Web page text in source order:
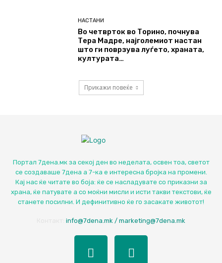
НАСТАНИ
Во четврток во Торино, почнува
Тера Мадре, најголемиот настан
што ги поврзува луѓето, храната,
културата…
Прикажи повеќе
Портал 7дена.мк за секој ден во неделата, освен тоа, светот
се создаваше 7дена а 7-ка е интересна бројка на промени.
Кај нас ќе читате во боја: ќе се насладувате со приказни за
храна, ќе патувате а со моќни мисли и исти такви текстови, ќе
станете посилни. И дефинитивно ќе го засакате животот!
info@7dena.mk / marketing@7dena.mk